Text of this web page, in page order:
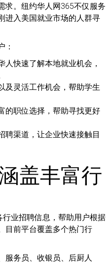
求。纽约华人网365不仅服务
进入美国就业市场的人群寻
：
人快速了解本地就业机会，
及灵活工作机会，帮助学生
的职位选择，帮助寻找更好
聘渠道，让企业快速接触目
盖丰富行
业招聘信息，帮助用户根据
目前平台覆盖多个热门行
服务员、收银员、后厨人